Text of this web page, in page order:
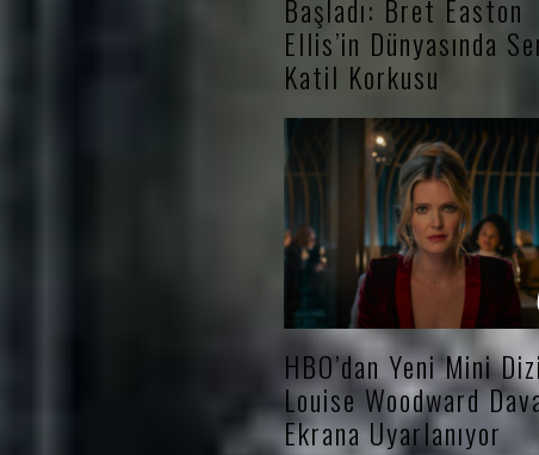
Başladı: Bret Easton
Ellis’in Dünyasında
Katil Korkusu
HBO’dan Yeni Mini
Louise Woodward
Ekrana Uyarlanıyor